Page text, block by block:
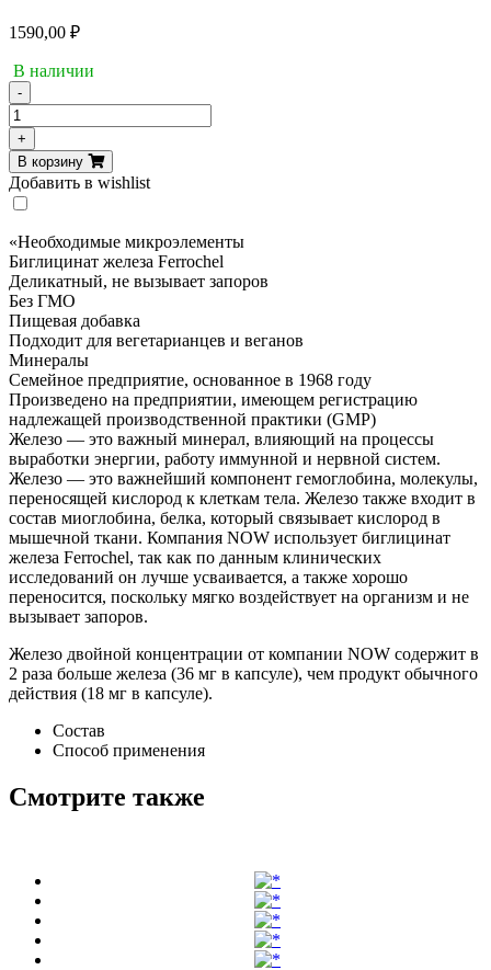
1590,00 ₽
В наличии
-
Количество
товара
Now
Foods,
железо,
двойной
36
мг,
90
капсул
+
В корзину
Добавить в wishlist
«Необходимые микроэлементы
Биглицинат железа Ferrochel
Деликатный, не вызывает запоров
Без ГМО
Пищевая добавка
Подходит для вегетарианцев и веганов
Минералы
Семейное предприятие, основанное в 1968 году
Произведено на предприятии, имеющем регистрацию
надлежащей производственной практики (GMP)
Железо — это важный минерал, влияющий на процессы
выработки энергии, работу иммунной и нервной систем.
Железо — это важнейший компонент гемоглобина, молекулы,
переносящей кислород к клеткам тела. Железо также входит в
состав миоглобина, белка, который связывает кислород в
мышечной ткани. Компания NOW использует биглицинат
железа Ferrochel, так как по данным клинических
исследований он лучше усваивается, а также хорошо
переносится, поскольку мягко воздействует на организм и не
вызывает запоров.
Железо двойной концентрации от компании NOW содержит в
2 раза больше железа (36 мг в капсуле), чем продукт обычного
действия (18 мг в капсуле).
Состав
Способ применения
Смотрите также